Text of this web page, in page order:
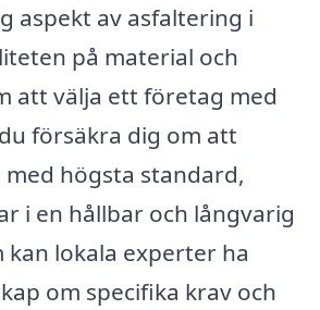
aspekt av asfaltering i
på material och
att välja ett företag med
försäkra dig om att
högsta standard,
i en hållbar och långvarig
kan lokala experter ha
om specifika krav och